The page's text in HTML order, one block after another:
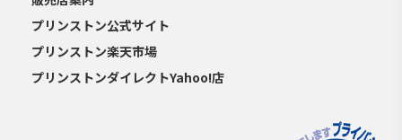
プリンストン公式サイト
プリンストン楽天市場
プリンストンダイレクトYahoo!店